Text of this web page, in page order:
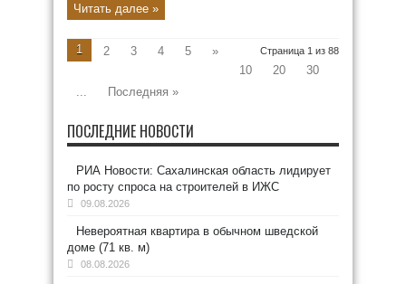
Читать далее »
Страница 1 из 88
1 2 3 4 5
»
10
20
30
...
Последняя »
ПОСЛЕДНИЕ НОВОСТИ
РИА Новости: Сахалинская область лидирует
по росту спроса на строителей в ИЖС
09.08.2026
Невероятная квартира в обычном шведской
доме (71 кв. м)
08.08.2026